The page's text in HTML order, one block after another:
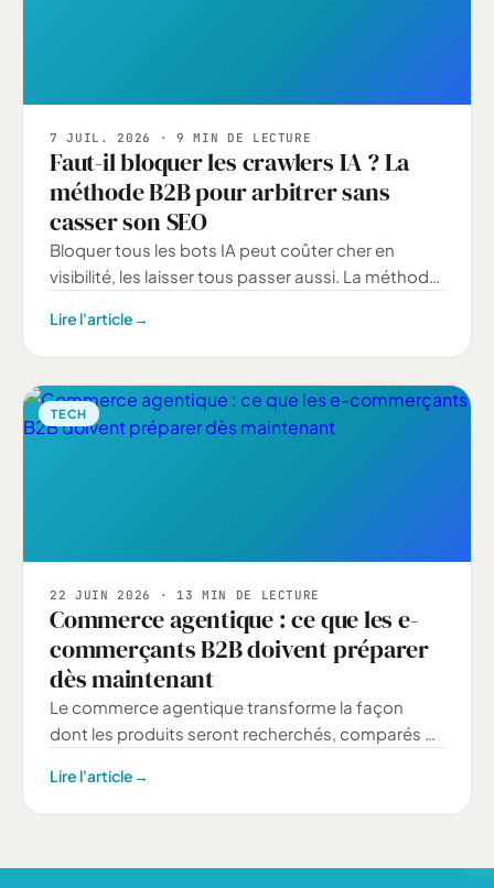
7 JUIL. 2026 · 9 MIN DE LECTURE
Faut-il bloquer les crawlers IA ? La
méthode B2B pour arbitrer sans
casser son SEO
Bloquer tous les bots IA peut coûter cher en
visibilité, les laisser tous passer aussi. La méthode
Lire l'article→
TECH
22 JUIN 2026 · 13 MIN DE LECTURE
Commerce agentique : ce que les e-
commerçants B2B doivent préparer
dès maintenant
Le commerce agentique transforme la façon
dont les produits seront recherchés, comparés et
l’enjeu n’est pas seulement d’ajouter de l’IA, mais
de rendre les données produits, les règles métier
agents IA fiables.
Lire l'article→